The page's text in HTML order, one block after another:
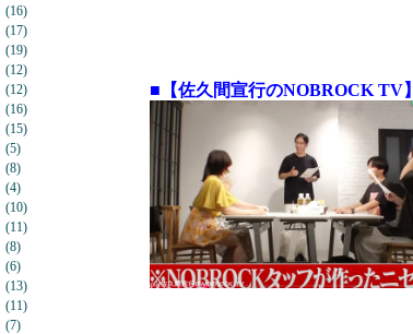
(16)
(17)
(19)
(12)
(12)
(16)
(15)
(5)
(8)
(4)
(10)
(11)
(8)
(6)
(13)
(11)
(7)
■【佐久間宣行のNOBROCK TV】